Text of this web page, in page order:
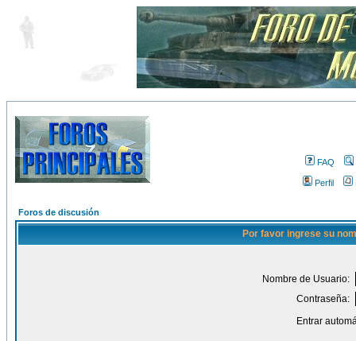
FAQ
Perfil
Foros de discusión
Por favor ingrese su
Nombre de Usuario:
Contraseña:
Entrar